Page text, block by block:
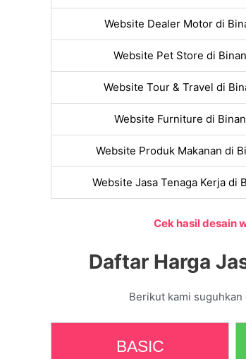
Website Dealer Motor di
Website Pet Store di
Website Tour & Travel di
Website Furniture di
Website Produk Makanan di
Website Jasa Tenaga Kerja di
Cek hasil desain
Daftar Harga
Berikut kami
BASIC